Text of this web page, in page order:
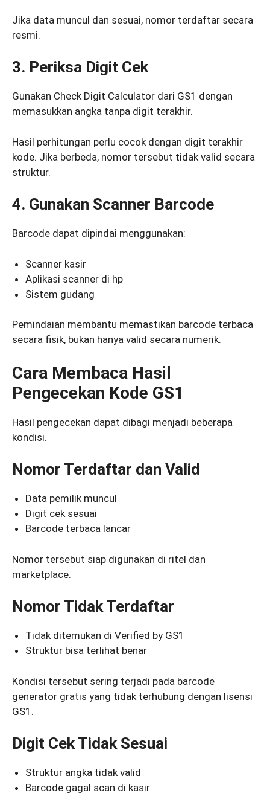
Jika data muncul dan sesuai, nomor terdaftar secara
resmi.
3. Periksa Digit Cek
Gunakan Check Digit Calculator dari GS1 dengan
memasukkan angka tanpa digit terakhir.
Hasil perhitungan perlu cocok dengan digit terakhir
kode. Jika berbeda, nomor tersebut tidak valid secara
struktur.
4. Gunakan Scanner Barcode
Barcode dapat dipindai menggunakan:
Scanner kasir
Aplikasi scanner di hp
Sistem gudang
Pemindaian membantu memastikan barcode terbaca
secara fisik, bukan hanya valid secara numerik.
Cara Membaca Hasil
Pengecekan Kode GS1
Hasil pengecekan dapat dibagi menjadi beberapa
kondisi.
Nomor Terdaftar dan Valid
Data pemilik muncul
Digit cek sesuai
Barcode terbaca lancar
Nomor tersebut siap digunakan di ritel dan
marketplace.
Nomor Tidak Terdaftar
Tidak ditemukan di Verified by GS1
Struktur bisa terlihat benar
Kondisi tersebut sering terjadi pada barcode
generator gratis yang tidak terhubung dengan lisensi
GS1.
Digit Cek Tidak Sesuai
Struktur angka tidak valid
Barcode gagal scan di kasir